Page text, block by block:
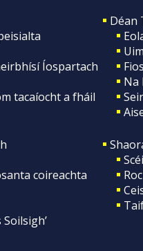
Íospartach
tacaíocht a fháil
coireachta
Soilsigh’
Déan
Na